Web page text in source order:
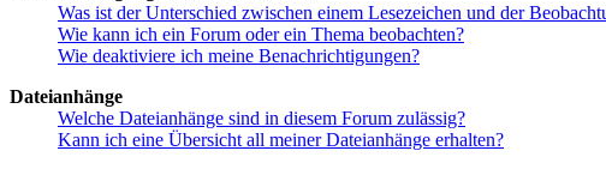
Was ist der Unterschied zwischen einem Lesezeichen und der
Wie kann ich ein Forum oder ein Thema beobachten?
Wie deaktiviere ich meine Benachrichtigungen?
Dateianhänge
Welche Dateianhänge sind in diesem Forum zulässig?
Kann ich eine Übersicht all meiner Dateianhänge erhalten?